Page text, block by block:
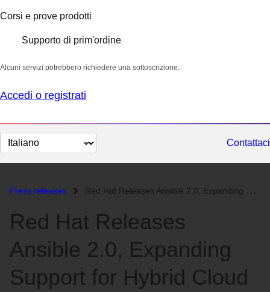
Corsi e prove prodotti
Supporto di prim'ordine
Alcuni servizi potrebbero richiedere una sottoscrizione.
Accedi o registrati
Cambia
lingua
Contattaci
Press releases Red Hat Releases Ansible 2.0, Expanding Support for Hybrid Cloud Deplo...
Red Hat Releases
Ansible 2.0, Expanding
Support for Hybrid Cloud